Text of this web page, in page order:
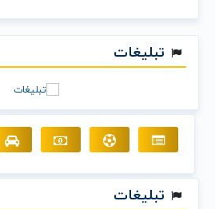
تبلیغات
تبلیغات